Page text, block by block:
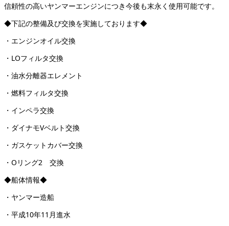
信頼性の高いヤンマーエンジンにつき今後も末永く使用可能です。
◆下記の整備及び交換を実施しております◆
・エンジンオイル交換
・LOフィルタ交換
・油水分離器エレメント
・燃料フィルタ交換
・インペラ交換
・ダイナモVベルト交換
・ガスケットカバー交換
・Oリング2 交換
◆船体情報◆
・ヤンマー造船
・平成10年11月進水